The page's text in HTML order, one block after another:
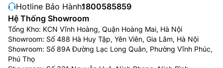
Hotline Bảo Hành:1800585859
Hệ Thống Showroom
Tổng Kho: KCN Vĩnh Hoàng, Quận Hoàng Mai, Hà Nội
Showroom: Số 488 Hà Huy Tập, Yên Viên, Gia Lâm, Hà Nội
Showroom: Số 89A Đường Lạc Long Quân, Phường Vĩnh Phúc,
Phú Thọ